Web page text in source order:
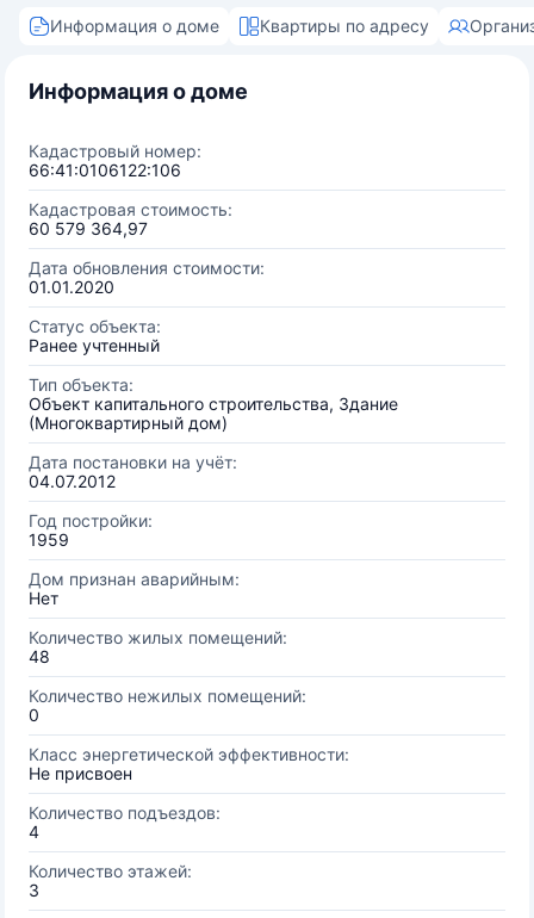
Информация о доме Квартиры по адресу
Информация о доме
Кадастровый номер:
66:41:0106122:106
Кадастровая стоимость:
60 579 364,97
Дата обновления стоимости:
01.01.2020
Статус объекта:
Ранее учтенный
Тип объекта:
Объект капитального строительства, Здание
(Многоквартирный дом)
Дата постановки на учёт:
04.07.2012
Год постройки:
1959
Дом признан аварийным:
Нет
Количество жилых помещений:
48
Количество нежилых помещений:
0
Класс энергетической эффективности:
Не присвоен
Количество подъездов:
4
Количество этажей:
3